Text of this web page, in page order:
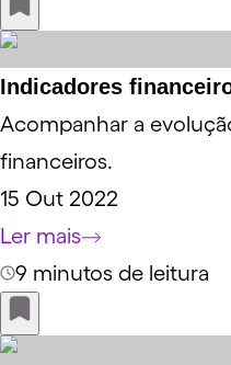
Indicadores
Acompanhar a
financeiros.
15 Out 2022
Ler mais
9 minutos de leitura